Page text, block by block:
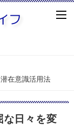
在意識活用法
な日々を変